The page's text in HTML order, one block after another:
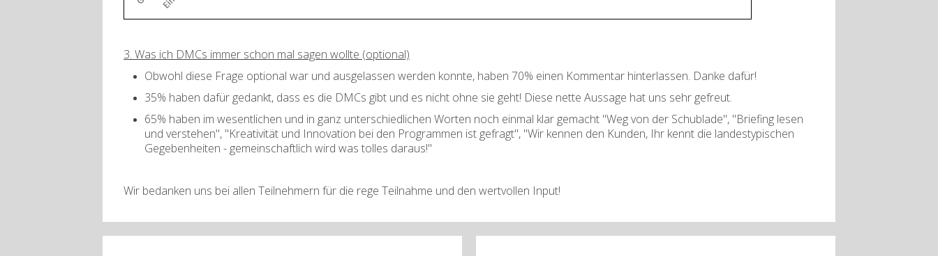
3. Was ich DMCs immer schon mal sagen wollte (optional)
Obwohl diese Frage optional war und ausgelassen werden konnte, haben 70% einen Kommentar hinterlassen. Danke dafür!
35% haben dafür gedankt, dass es die DMCs gibt und es nicht ohne sie geht! Diese nette Aussage hat uns sehr gefreut.
65% haben im wesentlichen und in ganz unterschiedlichen Worten noch einmal klar gemacht "Weg von der Schublade", "Briefing lesen
und verstehen", "Kreativität und Innovation bei den Programmen ist gefragt", "Wir kennen den Kunden, Ihr kennt die landestypischen
Gegebenheiten - gemeinschaftlich wird was tolles daraus!"
Wir bedanken uns bei allen Teilnehmern für die rege Teilnahme und den wertvollen Input!